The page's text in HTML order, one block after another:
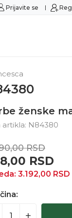
platnim karticama
Prijavite se
ženske
artikla: N84380
RSD
RSD
3.192,00 RSD